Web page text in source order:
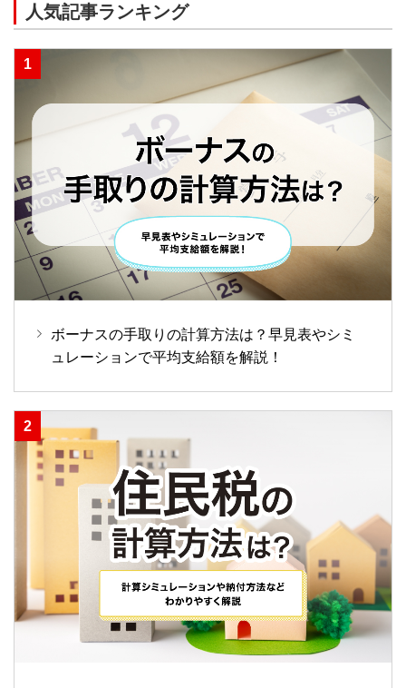
人気記事ランキング
ボーナスの手取りの計算方法は？早見表やシミ
ュレーションで平均支給額を解説！